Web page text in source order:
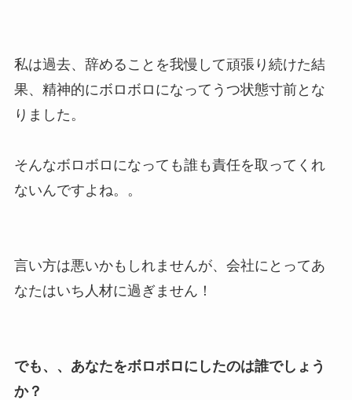
私は過去、辞めることを我慢して頑張り続けた結
果、精神的にボロボロになってうつ状態寸前とな
りました。
そんなボロボロになっても誰も責任を取ってくれ
ないんですよね。。
言い方は悪いかもしれませんが、会社にとってあ
なたはいち人材に過ぎません！
でも、、あなたをボロボロにしたのは誰でしょう
か？